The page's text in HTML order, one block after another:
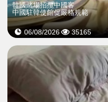
韓國賭場招攬中國客
中國駐韓使館促嚴格規範
06/08/2026 35165